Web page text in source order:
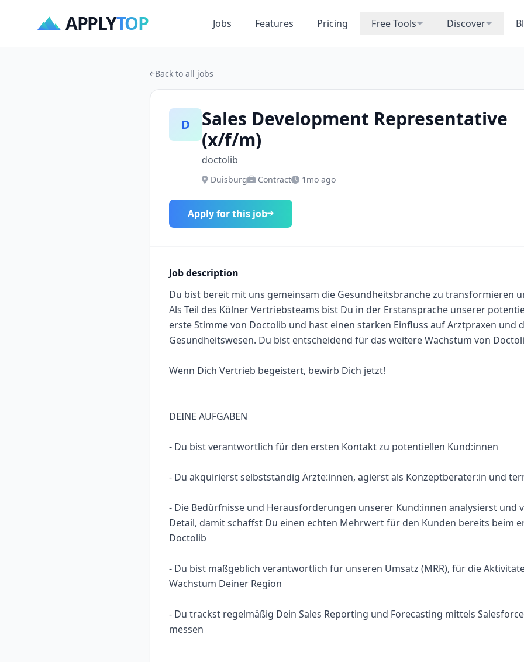
APPLYTOP Jobs Features Pricing Free Tools Discover
Back to all jobs
D
Sales Development Representative
(x/f/m)
doctolib
Duisburg Contract 1mo ago
Apply for this job
Job description
Du bist bereit mit uns gemeinsam die Gesundheitsbranche zu transformieren
Als Teil des Kölner Vertriebsteams bist Du in der Erstansprache unserer
erste Stimme von Doctolib und hast einen starken Einfluss auf Arztpraxen und
Gesundheitswesen. Du bist entscheidend für das weitere Wachstum von
Wenn Dich Vertrieb begeistert, bewirb Dich jetzt!
DEINE AUFGABEN
- Du bist verantwortlich für den ersten Kontakt zu potentiellen Kund:innen
- Du akquirierst selbstständig Ärzte:innen, agierst als Konzeptberater:in und
- Die Bedürfnisse und Herausforderungen unserer Kund:innen analysierst und
Detail, damit schaffst Du einen echten Mehrwert für den Kunden bereits beim
Doctolib
- Du bist maßgeblich verantwortlich für unseren Umsatz (MRR), für die
Wachstum Deiner Region
- Du trackst regelmäßig Dein Sales Reporting und Forecasting mittels
messen